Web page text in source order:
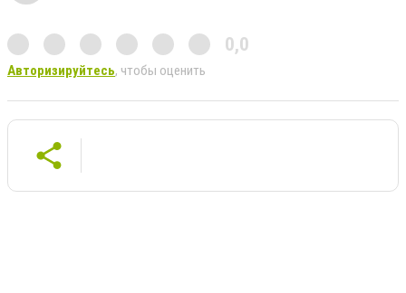
0,0
Авторизируйтесь, чтобы оценить